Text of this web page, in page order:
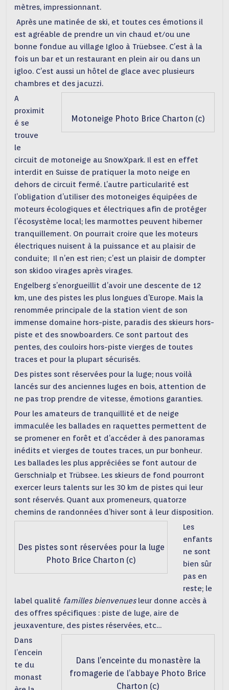
mètres, impressionnant.
Après une matinée de ski, et toutes ces émotions il
est agréable de prendre un vin chaud et/ou une
bonne fondue au village Igloo à Trüebsee. C’est à la
fois un bar et un restaurant en plein air ou dans un
igloo. C’est aussi un hôtel de glace avec plusieurs
chambres et des jacuzzi.
Motoneige Photo Brice Charton (c)
A
proximit
é se
trouve
le
circuit de motoneige au SnowXpark. Il est en effet
interdit en Suisse de pratiquer la moto neige en
dehors de circuit fermé. L’autre particularité est
l’obligation d’utiliser des motoneiges équipées de
moteurs écologiques et électriques afin de protéger
l’écosystème local; les marmottes peuvent hiberner
tranquillement. On pourrait croire que les moteurs
électriques nuisent à la puissance et au plaisir de
conduite; Il n’en est rien; c’est un plaisir de dompter
son skidoo virages après virages.
Engelberg s’enorgueillit d’avoir une descente de 12
km, une des pistes les plus longues d’Europe. Mais la
renommée principale de la station vient de son
immense domaine hors-piste, paradis des skieurs hors-
piste et des snowboarders. Ce sont partout des
pentes, des couloirs hors-piste vierges de toutes
traces et pour la plupart sécurisés.
Des pistes sont réservées pour la luge; nous voilà
lancés sur des anciennes luges en bois, attention de
ne pas trop prendre de vitesse, émotions garanties.
Pour les amateurs de tranquillité et de neige
immaculée les ballades en raquettes permettent de
se promener en forêt et d’accéder à des panoramas
inédits et vierges de toutes traces, un pur bonheur.
Les ballades les plus appréciées se font autour de
Gerschnialp et Trübsee. Les skieurs de fond pourront
exercer leurs talents sur les 30 km de pistes qui leur
sont réservés. Quant aux promeneurs, quatorze
chemins de randonnées d’hiver sont à leur disposition.
Des pistes sont réservées pour la luge
Photo Brice Charton (c)
Les
enfants
ne sont
bien sûr
pas en
reste; le
label qualité familles bienvenues leur donne accès à
des offres spécifiques : piste de luge, aire de
jeuxaventure, des pistes réservées, etc…
Dans l’enceinte du monastère la
fromagerie de l’abbaye Photo Brice
Charton (c)
Dans
l’encein
te du
monast